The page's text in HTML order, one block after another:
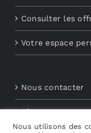
Consulter les
Votre espace
Nous contacter
Abonnements
Nous utilisons des